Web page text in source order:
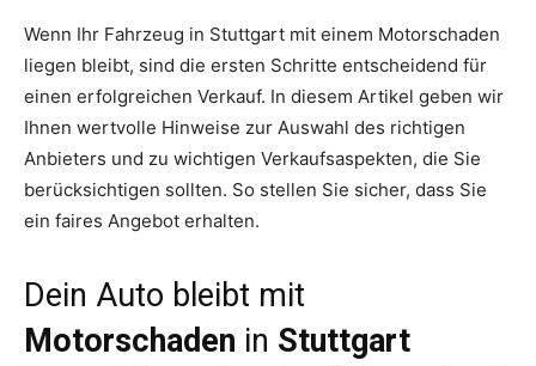
Wenn Ihr Fahrzeug in Stuttgart mit einem Motorschaden
liegen bleibt, sind die ersten Schritte entscheidend für
einen erfolgreichen Verkauf. In diesem Artikel geben wir
Ihnen wertvolle Hinweise zur Auswahl des richtigen
Anbieters und zu wichtigen Verkaufsaspekten, die Sie
berücksichtigen sollten. So stellen Sie sicher, dass Sie
ein faires Angebot erhalten.
Dein Auto bleibt mit
Motorschaden in Stuttgart